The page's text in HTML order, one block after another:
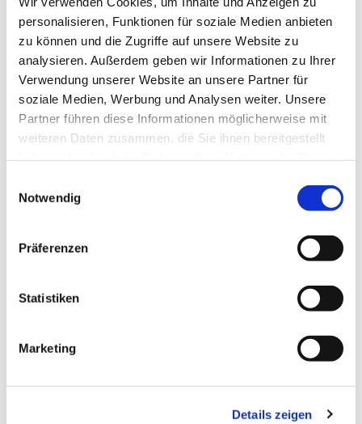
personalisieren, Funktionen für soziale Medien anbieten
zu können und die Zugriffe auf unsere Website zu
analysieren. Außerdem geben wir Informationen zu Ihrer
Verwendung unserer Website an unsere Partner für
soziale Medien, Werbung und Analysen weiter. Unsere
Partner führen diese Informationen möglicherweise mit
weiteren Daten zusammen, die Sie ihnen bereitgestellt
Notwendig
Präferenzen
Statistiken
Marketing
Details zeigen